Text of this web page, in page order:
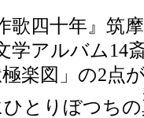
四十年』筑
アルバム14
楽図」の2点
とりぼつちの